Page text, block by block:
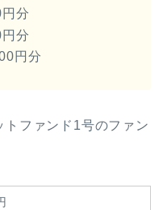
分
分
円分
ファンド1号のファン